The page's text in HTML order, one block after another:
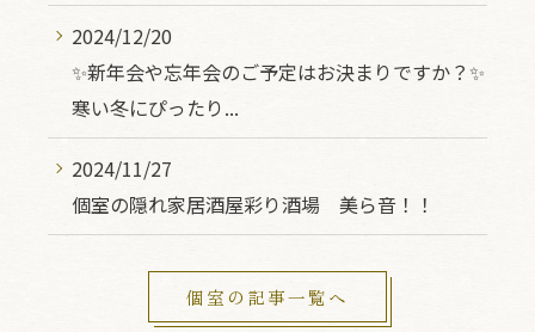
2024/12/20
✨新年会や忘年会のご予定はお決まりですか？✨
寒い冬にぴったり...
2024/11/27
個室の隠れ家居酒屋彩り酒場 美ら音！！
個室の記事一覧へ